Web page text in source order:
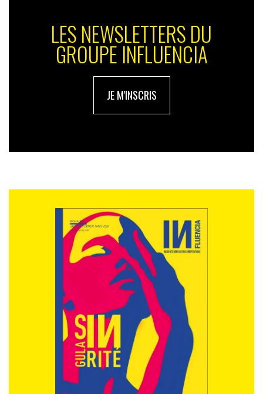
LES NEWSLETTERS DU
GROUPE INFLUENCIA
JE M'INSCRIS